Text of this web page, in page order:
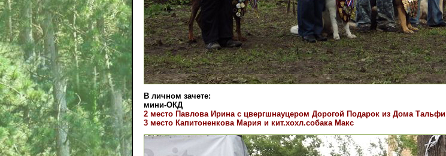
В личном зачете:
мини-ОКД
2 место Павлова Ирина с цвергшнауцером Дорогой Подарок из Дома Тальфи
3 место Капитоненкова Мария и кит.хохл.собака Макс